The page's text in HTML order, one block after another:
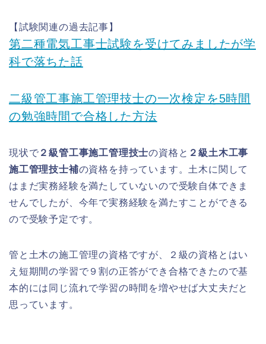
【試験関連の過去記事】
第二種電気工事士試験を受けてみましたが学
科で落ちた話
二級管工事施工管理技士の一次検定を5時間
の勉強時間で合格した方法
現状で ２級管工事施工管理技士の資格と ２級土木工事
施工管理技士補の資格を持っています。土木に関して
はまだ実務経験を満たしていないので受験自体できま
せんでしたが、今年で実務経験を満たすことができる
ので受験予定です。
管と土木の施工管理の資格ですが、２級の資格とはい
え短期間の学習で９割の正答ができ合格できたので基
本的には同じ流れで学習の時間を増やせば大丈夫だと
思っています。